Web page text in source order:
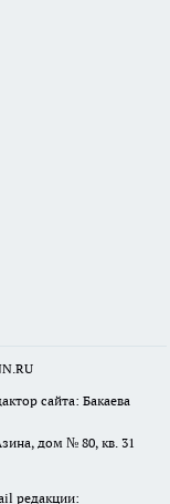
сайта: Бакаева
дом № 80, кв. 31
редакции: